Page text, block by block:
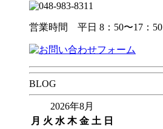
営業時間 平日 8：50〜17：50
BLOG
2026年8月
月 火 水 木 金 土 日